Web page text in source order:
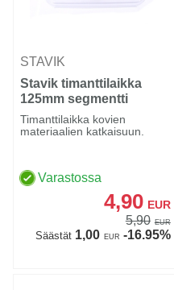
STAVIK
Stavik timanttilaikka
125mm segmentti
Timanttilaikka kovien
materiaalien katkaisuun.
Varastossa
4,90 EUR
5,90 EUR
Säästät1,00 EUR -16.95%